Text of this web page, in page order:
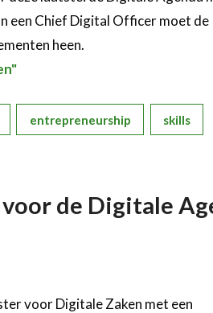
een Chief Digital Officer moet de
heen.
entrepreneurship skills
de Digitale
voor Digitale Zaken met een